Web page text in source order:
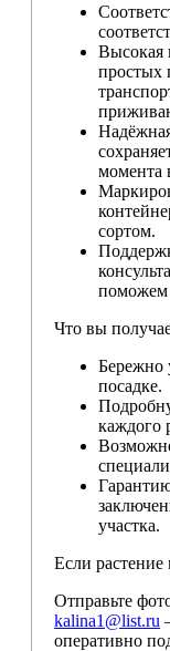
Высокая
простых
момента
сортом.
поможем
Что вы
Бережно
посадке.
каждого
участка.
Если
Отправьте
kalina1@list.ru
оперативно